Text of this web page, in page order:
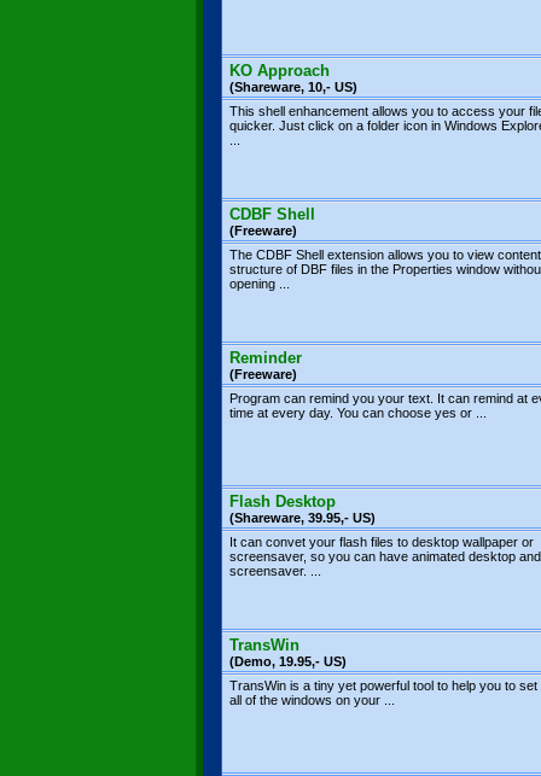
KO Approach
(Shareware, 10,- US)
This shell enhancement allows you to access your
quicker. Just click on a folder icon in Windows
CDBF Shell
(Freeware)
The CDBF Shell extension allows you to view
structure of DBF files in the Properties window
opening ...
Reminder
(Freeware)
Program can remind you your text. It can remind at
time at every day. You can choose yes or ...
Flash Desktop
(Shareware, 39.95,- US)
It can convet your flash files to desktop wallpaper or
screensaver, so you can have animated desktop
screensaver. ...
TransWin
(Demo, 19.95,- US)
TransWin is a tiny yet powerful tool to help you to set
all of the windows on your ...